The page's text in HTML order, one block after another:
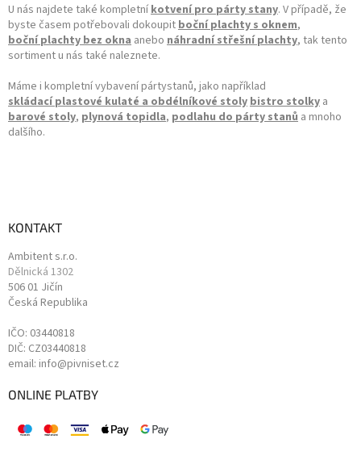
U nás najdete také kompletní kotvení pro párty stany. V případě, že
byste časem potřebovali dokoupit boční plachty s oknem,
boční plachty bez okna anebo náhradní střešní plachty, tak tento
sortiment u nás také naleznete.
Máme i kompletní vybavení pártystanů, jako například
skládací plastové kulaté a obdélníkové stoly bistro stolky a
barové stoly, plynová topidla, podlahu do párty stanů a mnoho
dalšího.
KONTAKT
Ambitent s.r.o.
Dělnická 1302
506 01 Jičín
Česká Republika
IČO: 03440818
DIČ: CZ03440818
email: info@pivniset.cz
ONLINE PLATBY